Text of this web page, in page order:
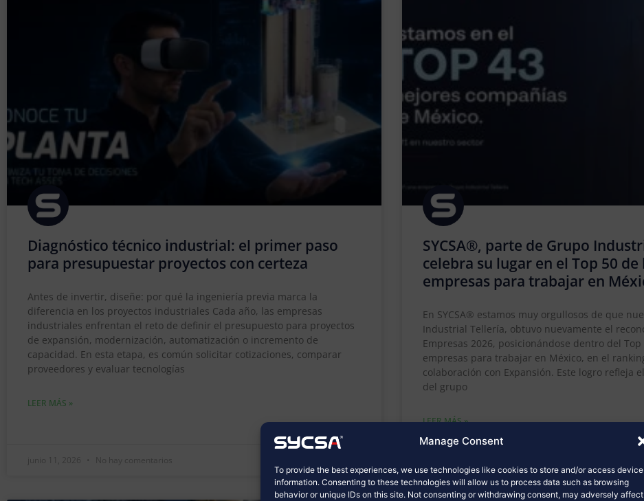
Manage Consent
To provide the best experiences, we use technologies like cookies to store and/or access device
information. Consenting to these technologies will allow us to process data such as browsing
behavior or unique IDs on this site. Not consenting or withdrawing consent, may adversely affect
Diagnóstico técnico industrial: el primer paso
para presupuestar proyectos con certeza
Antes de invertir, diseñe: por qué la ingeniería previa marca la
diferencia en los proyectos industriales Cada año, las empresas
industriales enfrentan el reto de definir el presupuesto para proyectos
de expansión, modernización, automatización o incremento de
capacidad. En esta etapa, es común solicitar cotizaciones, comparar
proveedores y evaluar tecnologías
LEER MÁS »
junio 11, 2026 No hay comentarios
SYCSA®, parte de Grupo
celebra su lugar en el Top 50
empresas para trabajar en
En SYCSA® estamos muy orgullosos de que
Industrial Tellería, obtuvo nuevamente el
Empresas 2026, posicionándose dentro del
empresas para trabajar en México, en el
colaboración con Expansión. Este logro refleja
del grupo
LEER MÁS »